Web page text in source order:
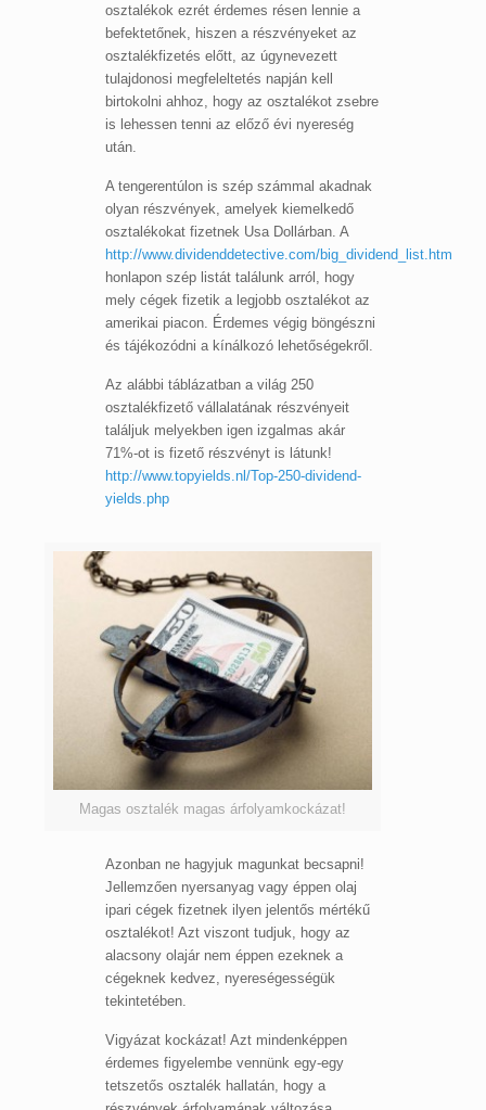
osztalékok ezrét érdemes résen lennie a
befektetőnek, hiszen a részvényeket az
osztalékfizetés előtt, az úgynevezett
tulajdonosi megfeleltetés napján kell
birtokolni ahhoz, hogy az osztalékot zsebre
is lehessen tenni az előző évi nyereség
után.
A tengerentúlon is szép számmal akadnak
olyan részvények, amelyek kiemelkedő
osztalékokat fizetnek Usa Dollárban. A
http://www.dividenddetective.com/big_dividend_list.htm
honlapon szép listát találunk arról, hogy
mely cégek fizetik a legjobb osztalékot az
amerikai piacon. Érdemes végig böngészni
és tájékozódni a kínálkozó lehetőségekről.
Az alábbi táblázatban a világ 250
osztalékfizető vállalatának részvényeit
találjuk melyekben igen izgalmas akár
71%-ot is fizető részvényt is látunk!
http://www.topyields.nl/Top-250-dividend-
yields.php
Magas osztalék magas árfolyamkockázat!
Azonban ne hagyjuk magunkat becsapni!
Jellemzően nyersanyag vagy éppen olaj
ipari cégek fizetnek ilyen jelentős mértékű
osztalékot! Azt viszont tudjuk, hogy az
alacsony olajár nem éppen ezeknek a
cégeknek kedvez, nyereségességük
tekintetében.
Vigyázat kockázat! Azt mindenképpen
érdemes figyelembe vennünk egy-egy
tetszetős osztalék hallatán, hogy a